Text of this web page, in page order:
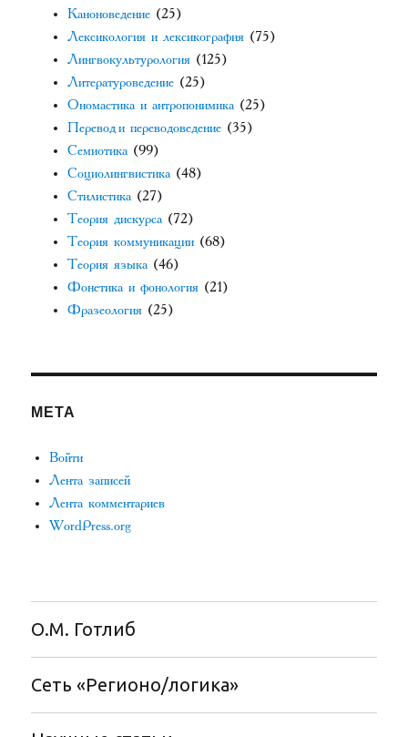
Каноноведение (25)
Лексикология и лексикография (75)
Лингвокультурология (125)
Литературоведение (25)
Ономастика и антропонимика (25)
Перевод и переводоведение (35)
Семиотика (99)
Социолингвистика (48)
Стилистика (27)
Теория дискурса (72)
Теория коммуникации (68)
Теория языка (46)
Фонетика и фонология (21)
Фразеология (25)
МЕТА
Войти
Лента записей
Лента комментариев
WordPress.org
О.М. Готлиб
Сеть «Регионо/логика»